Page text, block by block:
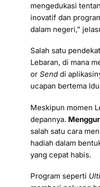
mengedukasi
inovatif dan
dalam negeri,”
Salah satu
Lebaran, di mana
or Send di
ucapan bertema
Meskipun momen
depannya.
salah satu cara
hadiah dalam
yang cepat habis.
Program seperti